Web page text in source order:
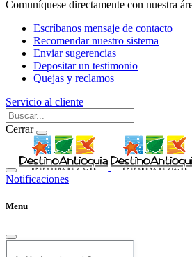
Comuníquese directamente con nuestra
Escríbanos mensaje de contacto
Recomendar nuestro sistema
Enviar sugerencias
Depositar un testimonio
Quejas y reclamos
Servicio al cliente
Cerrar
Notificaciones
Menu